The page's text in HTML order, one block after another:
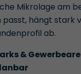
Mikrolage am
hängt stark
ab.
&